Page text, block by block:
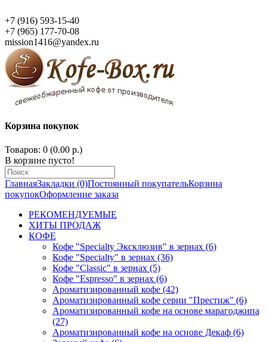
+7 (916) 593-15-40
+7 (965) 177-70-08
mission1416@yandex.ru
Корзина покупок
Товаров: 0 (0.00 р.)
В корзине пусто!
ГлавнаяЗакладки (0)Постоянный покупательКорзина
покупокОформление заказа
РЕКОМЕНДУЕМЫЕ
ХИТЫ ПРОДАЖ
КОФЕ
Кофе "Specialty Эксклюзив" в зернах (6)
Кофе "Specialty" в зернах (36)
Кофе "Classic" в зернах (5)
Кофе "Espresso" в зернах (6)
Ароматизированный кофе (42)
Ароматизированный кофе серии "Престиж" (6)
Ароматизированный кофе на основе марагоджипа
(27)
Ароматизированный кофе на основе Декаф (6)